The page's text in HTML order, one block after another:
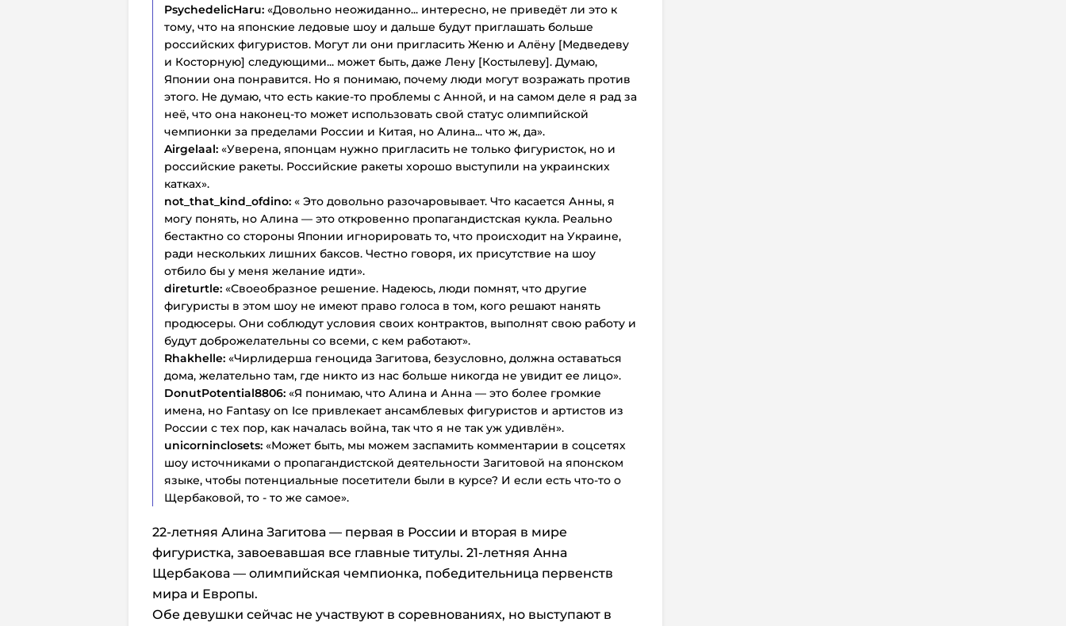
PsychedelicHaru: «Довольно неожиданно... интересно, не приведёт ли это к
тому, что на японские ледовые шоу и дальше будут приглашать больше
российских фигуристов. Могут ли они пригласить Женю и Алёну [Медведеву
и Косторную] следующими... может быть, даже Лену [Костылеву]. Думаю,
Японии она понравится. Но я понимаю, почему люди могут возражать против
этого. Не думаю, что есть какие-то проблемы с Анной, и на самом деле я рад за
неё, что она наконец-то может использовать свой статус олимпийской
чемпионки за пределами России и Китая, но Алина... что ж, да».
Airgelaal: «Уверена, японцам нужно пригласить не только фигуристок, но и
российские ракеты. Российские ракеты хорошо выступили на украинских
катках».
not_that_kind_ofdino: « Это довольно разочаровывает. Что касается Анны, я
могу понять, но Алина — это откровенно пропагандистская кукла. Реально
бестактно со стороны Японии игнорировать то, что происходит на Украине,
ради нескольких лишних баксов. Честно говоря, их присутствие на шоу
отбило бы у меня желание идти».
direturtle: «Своеобразное решение. Надеюсь, люди помнят, что другие
фигуристы в этом шоу не имеют право голоса в том, кого решают нанять
продюсеры. Они соблюдут условия своих контрактов, выполнят свою работу и
будут доброжелательны со всеми, с кем работают».
Rhakhelle: «Чирлидерша геноцида Загитова, безусловно, должна оставаться
дома, желательно там, где никто из нас больше никогда не увидит ее лицо».
DonutPotential8806: «Я понимаю, что Алина и Анна — это более громкие
имена, но Fantasy on Ice привлекает ансамблевых фигуристов и артистов из
России с тех пор, как началась война, так что я не так уж удивлён».
unicorninclosets: «Может быть, мы можем заспамить комментарии в соцсетях
шоу источниками о пропагандистской деятельности Загитовой на японском
языке, чтобы потенциальные посетители были в курсе? И если есть что-то о
Щербаковой, то - то же самое».
22-летняя Алина Загитова — первая в России и вторая в мире
фигуристка, завоевавшая все главные титулы. 21-летняя Анна
Щербакова — олимпийская чемпионка, победительница первенств
мира и Европы.
Обе девушки сейчас не участвуют в соревнованиях, но выступают в